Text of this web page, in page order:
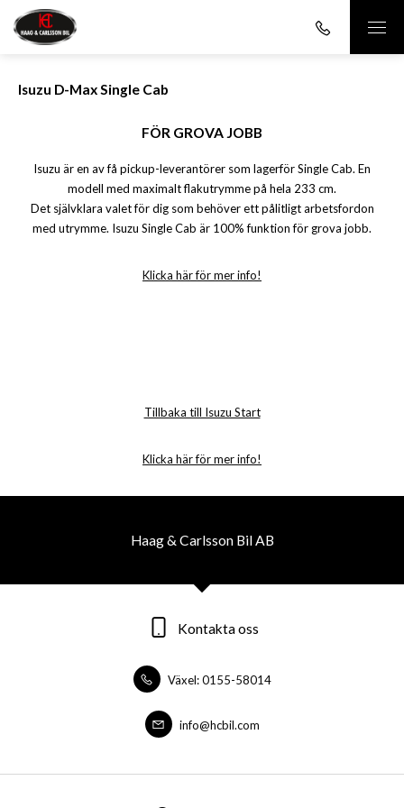
Isuzu D-Max Single Cab
FÖR GROVA JOBB
Isuzu är en av få pickup-leverantörer som lagerför Single Cab. En
modell med maximalt flakutrymme på hela 233 cm.
Det självklara valet för dig som behöver ett pålitligt arbetsfordon
med utrymme. Isuzu Single Cab är 100% funktion för grova jobb.
Klicka här för mer info!
Tillbaka till Isuzu Start
Klicka här för mer info!
Haag & Carlsson Bil AB
Kontakta oss
Växel: 0155-58014
info@hcbil.com